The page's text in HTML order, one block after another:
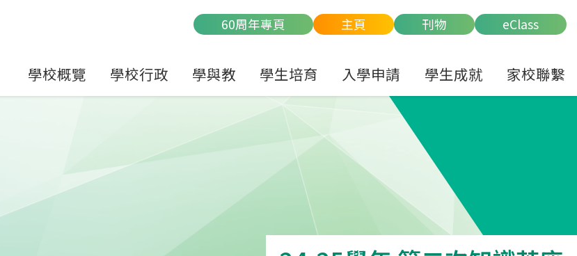
60周年專頁
主頁 刊物 eClass
學校概覽 學校行政 學與教 學生培育 入學申請 學生成就 家校聯繫